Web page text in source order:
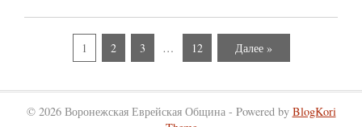
1 2 3 … 12 Далее »
© 2026 Воронежская Еврейская Община - Powered by BlogKori